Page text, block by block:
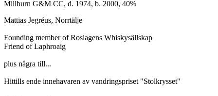
Millburn G&M CC, d. 1974, b. 2000, 40%
Mattias Jegréus, Norrtälje
Founding member of Roslagens Whiskysällskap
Friend of Laphroaig
plus några till...
Hittills ende innehavaren av vandringspriset "Stolkrysset"